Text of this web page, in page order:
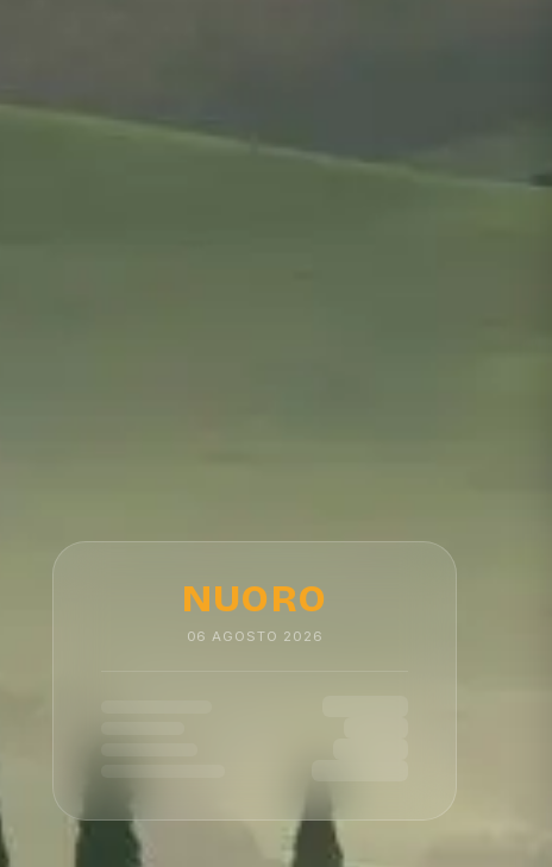
NUORO
06 AGOSTO 2026